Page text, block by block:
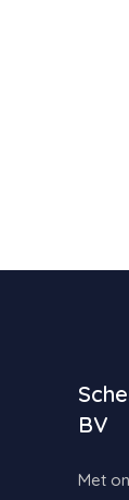
BV
Met